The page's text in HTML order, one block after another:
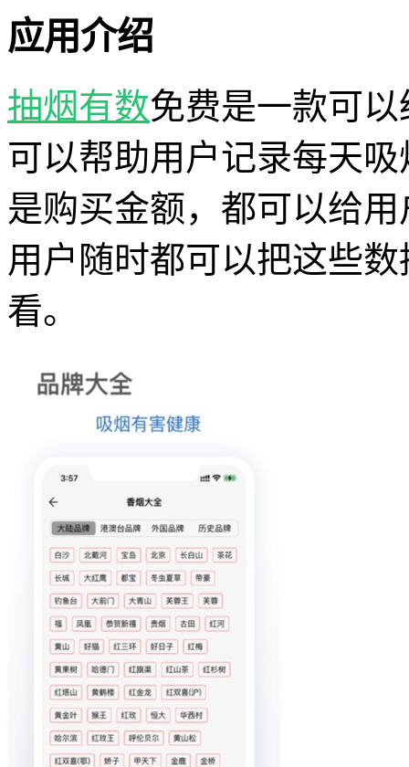
应用介绍
抽烟有数免费是一款可
可以帮助用户记录每天
是购买金额，都可以给
用户随时都可以把这些
看。